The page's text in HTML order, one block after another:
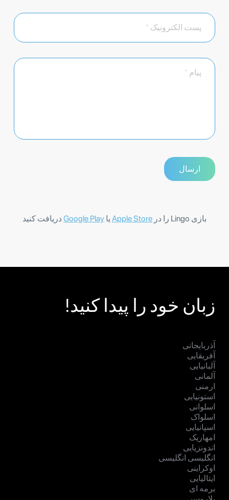
بازی Lingo را در Apple Store یا Google Play دریافت کنید
زبان خود را پیدا کنید!
آذربایجانی
آفریقایی
آلبانیایی
آلمانی
ارمنی
استونیایی
اسلوانی
اسلواک
اسپانیایی
امهاریک
اندونزیایی
انگلیسی انگلیسی
اوکراینی
ایتالیایی
برمه ای